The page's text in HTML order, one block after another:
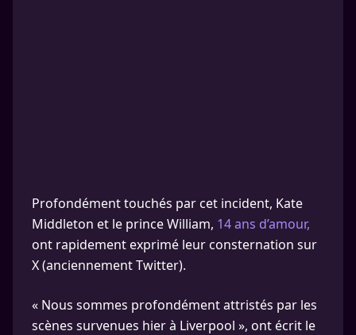
Profondément touchés par cet incident, Kate
Middleton et le prince William, 14 ans d’amour,
ont rapidement exprimé leur consternation sur
X (anciennement Twitter).
« Nous sommes profondément attristés par les
scènes survenues hier à Liverpool », ont écrit le